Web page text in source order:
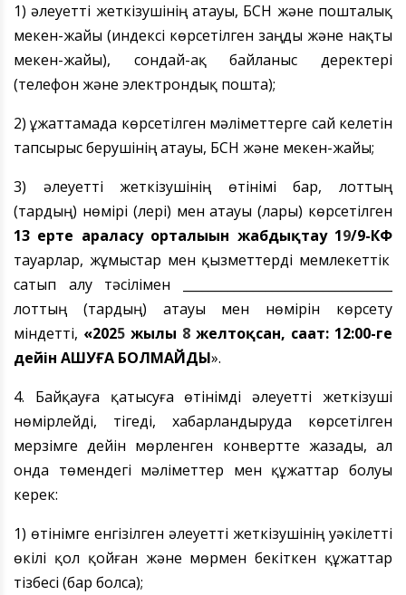
1) әлеуетті жеткізушінің атауы, БСН және пошталық
мекен-жайы (индексі көрсетілген заңды және нақты
мекен-жайы), сондай-ақ байланыс деректері
(телефон және электрондық пошта);
2) Құжаттамада көрсетілген мәліметтерге сай келетін
тапсырыс берушінің атауы, БСН және мекен-жайы;
3) әлеуетті жеткізушінің өтінімі бар, лоттың
(тардың) нөмірі (лері) мен атауы (лары) көрсетілген
13 ерте араласу орталығын жабдықтау 19/9-КФ
тауарлар, жұмыстар мен қызметтерді мемлекеттік
сатып алу тәсілімен _________________________________
лоттың (тардың) атауы мен нөмірін көрсету
міндетті, «2025 жылғы 8 желтоқсан, сағат: 12:00-ге
дейін АШУҒА БОЛМАЙДЫ».
4. Байқауға қатысуға өтінімді әлеуетті жеткізуші
нөмірлейді, тігеді, хабарландыруда көрсетілген
мерзімге дейін мөрленген конвертте жазады, ал
онда төмендегі мәліметтер мен құжаттар болуы
керек:
1) өтінімге енгізілген әлеуетті жеткізушінің уәкілетті
өкілі қол қойған және мөрмен бекіткен құжаттар
тізбесі (бар болса);